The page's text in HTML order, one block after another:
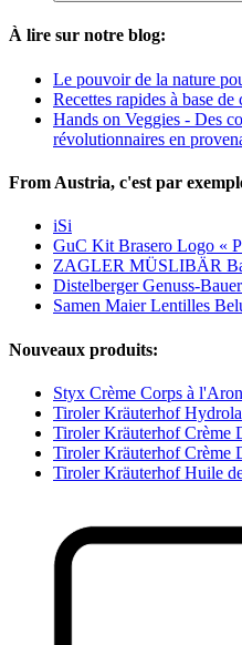
À lire sur notre blog:
Le pouvoir de la nature
Recettes rapides à base
Hands on Veggies - Des
révolutionnaires en
From Austria, c'est par
iSi
GuC Kit Brasero Logo «
ZAGLER MÜSLIBÄR
Distelberger Genuss-
Samen Maier Lentilles
Nouveaux produits:
Styx Crème Corps à
Tiroler Kräuterhof
Tiroler Kräuterhof Crème
Tiroler Kräuterhof Crème
Tiroler Kräuterhof Huile